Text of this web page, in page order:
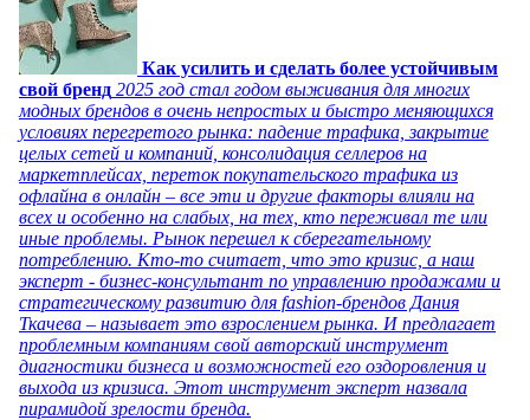
Как усилить и сделать более устойчивым
свой бренд 2025 год стал годом выживания для многих
модных брендов в очень непростых и быстро меняющихся
условиях перегретого рынка: падение трафика, закрытие
целых сетей и компаний, консолидация селлеров на
маркетплейсах, переток покупательского трафика из
офлайна в онлайн – все эти и другие факторы влияли на
всех и особенно на слабых, на тех, кто переживал те или
иные проблемы. Рынок перешел к сберегательному
потреблению. Кто-то считает, что это кризис, а наш
эксперт - бизнес-консультант по управлению продажами и
стратегическому развитию для fashion-брендов Дания
Ткачева – называет это взрослением рынка. И предлагает
проблемным компаниям свой авторский инструмент
диагностики бизнеса и возможностей его оздоровления и
выхода из кризиса. Этот инструмент эксперт назвала
пирамидой зрелости бренда.